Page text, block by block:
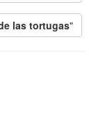
las tortugas"